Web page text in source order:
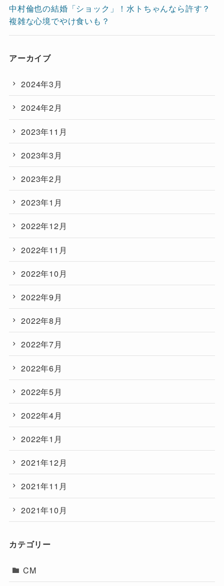
中村倫也の結婚「ショック」！水トちゃんなら許す？
複雑な心境でやけ食いも？
アーカイブ
2024年3月
2024年2月
2023年11月
2023年3月
2023年2月
2023年1月
2022年12月
2022年11月
2022年10月
2022年9月
2022年8月
2022年7月
2022年6月
2022年5月
2022年4月
2022年1月
2021年12月
2021年11月
2021年10月
カテゴリー
CM